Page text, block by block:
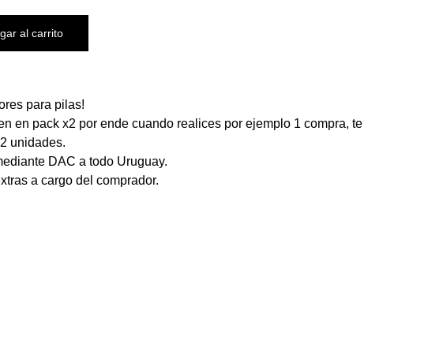
al carrito
para pilas!
en pack x2 por ende cuando realices por ejemplo 1 compra, te
2 unidades.
DAC a todo Uruguay.
a cargo del comprador.